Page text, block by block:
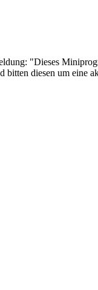
"Dieses
bitten diesen um eine